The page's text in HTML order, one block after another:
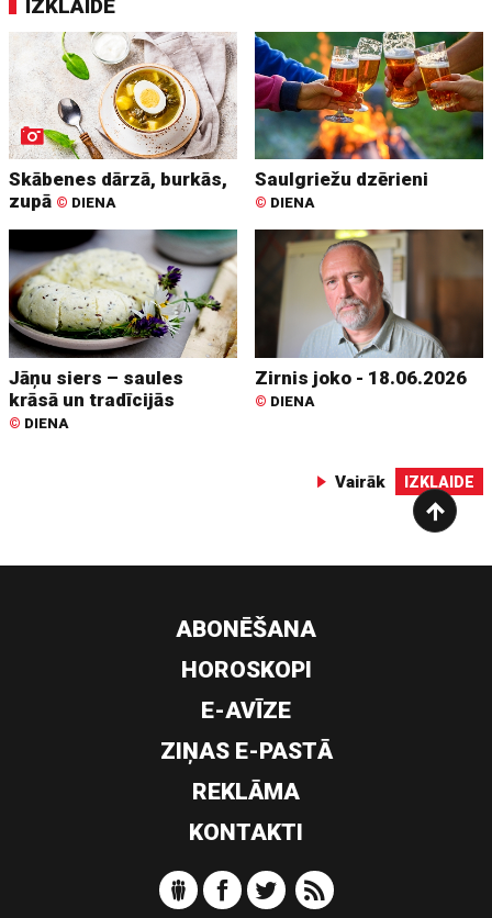
IZKLAIDE
Skābenes dārzā, burkās,
zupā © DIENA
Saulgriežu dzērieni
© DIENA
Jāņu siers – saules
krāsā un tradīcijās
© DIENA
Zirnis joko - 18.06.2026
© DIENA
Vairāk IZKLAIDE
ABONĒŠANA
HOROSKOPI
E-AVĪZE
ZIŅAS E-PASTĀ
REKLĀMA
KONTAKTI